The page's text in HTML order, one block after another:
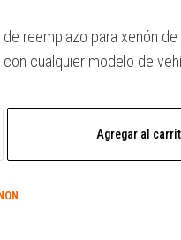
reemplazo para xenón de
cualquier modelo de
Agregar al